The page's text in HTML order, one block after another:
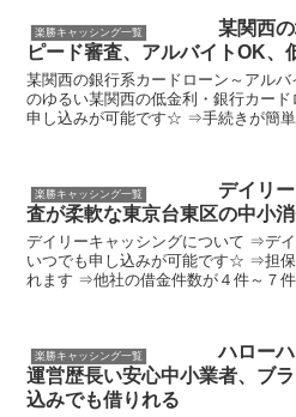
楽勝キャッシング一覧
某関西
ピード審査、アルバイトOK、
某関西の銀行系カードローン～アル
のゆるい某関西の低金利・銀行カー
申し込みが可能です☆ ⇒手続きが簡単
楽勝キャッシング一覧
デイリ
査が柔軟な東京台東区の中小
デイリーキャッシングについて ⇒デ
いつでも申し込みが可能です☆ ⇒担保
れます ⇒他社の借金件数が４件～７
楽勝キャッシング一覧
ハロー
運営歴長い安心中小業者、ブ
込みでも借りれる